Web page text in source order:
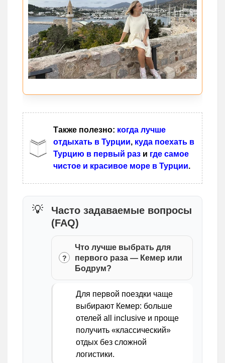
Также полезно: когда лучше
отдыхать в Турции, куда поехать в
Турцию в первый раз и где самое
чистое и красивое море в Турции.
Часто задаваемые вопросы
(FAQ)
Что лучше выбрать для
первого раза — Кемер или
Бодрум?
Для первой поездки чаще
выбирают Кемер: больше
отелей all inclusive и проще
получить «классический»
отдых без сложной
логистики.